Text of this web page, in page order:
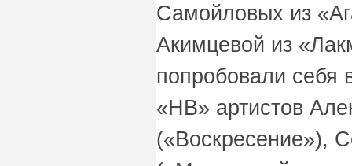
Самойловых из
Акимцевой из
попробовали себя
«НВ» артистов
(«Воскресение»),